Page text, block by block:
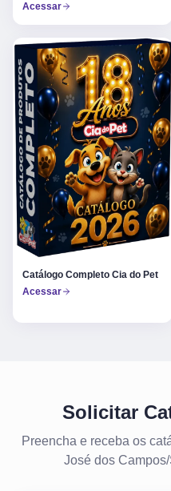
Acessar
Catálogo Completo Cia do Pet
Acessar
Solicitar
Preencha e receba os
José dos